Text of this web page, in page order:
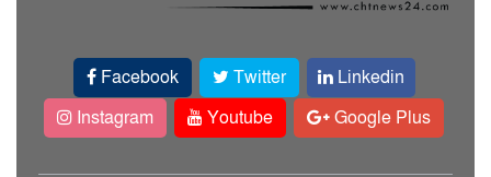
Facebook Twitter
Linkedin
Instagram
Youtube Google Plus